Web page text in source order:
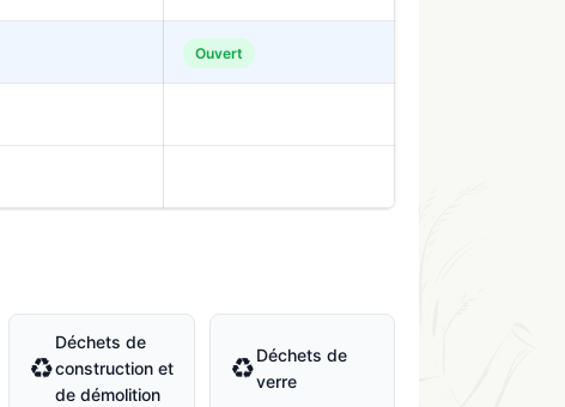
Ouvert
♻
Déchets de
construction et
de démolition
♻Déchets de
verre